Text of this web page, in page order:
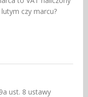
czy marcu?
ust. 8 ustawy